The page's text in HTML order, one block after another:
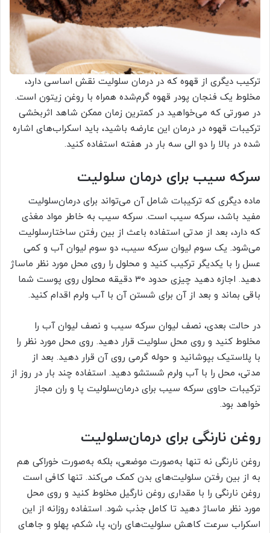
ترکیب دیگری از قهوه که در درمان سلولیت نقش اساسی دارد،
مخلوط یک فنجان پودر قهوه گرم‌شده همراه با روغن زیتون است.
در صورتی که می‌خواهید در کمترین زمان ممکن شاهد اثربخشی
ترکیبات قهوه در درمان این عارضه باشید، باید اسکراب‌های اشاره
شده در بالا را دو الی سه بار در هفته استفاده کنید.
سرکه سیب برای درمان سلولیت
ماده دیگری که ترکیبات شامل آن می‌تواند برای درمان‌سلولیت
مفید باشد، سرکه سیب است. سرکه سیب به خاطر مواد مغذی
که دارد، بعد از مدتی استفاده باعث از بین رفتن ساختارسلولیت
می‌شود. یک سوم لیوان سرکه سیب، دو سوم لیوان آب و کمی
عسل را با یکدیگر ترکیب کنید و محلول را روی محل مورد نظر ماساژ
دهید. اجازه دهید چیزی حدود ۳۰ دقیقه محلول روی پوست شما
باقی بماند و بعد از آن برای شستن آن با آب ولرم اقدام کنید.
در حالت بعدی، نصف لیوان سرکه سیب و نصف لیوان آب را
مخلوط کنید و روی محل سلولیت قرار دهید. روی محل مورد نظر را
با پلاستیک بپوشانید و حوله گرمی روی آن قرار دهید. بعد از
مدتی، محل را با آب ولرم شستشو دهید. استفاده چند بار در روز از
ترکیبات حاوی سرکه سیب برای درمان‌سلولیت پا و ران مجاز
خواهد بود.
روغن نارنگی برای درمان‌سلولیت
روغن نارنگی نه تنها به‌صورت موضعی، بلکه به‌صورت خوراکی هم
به از بین رفتن سلولیت‌های بدن کمک می‌کند. تنها کافی است
روغن نارنگی را با مقداری روغن نارگیل مخلوط کنید و روی محل
مورد نظر ماساژ دهید تا کامل جذب شود. استفاده روزانه از این
اسکراب سرعت کاهش سلولیت‌های ران، پا، شکم، پهلو و جاهای